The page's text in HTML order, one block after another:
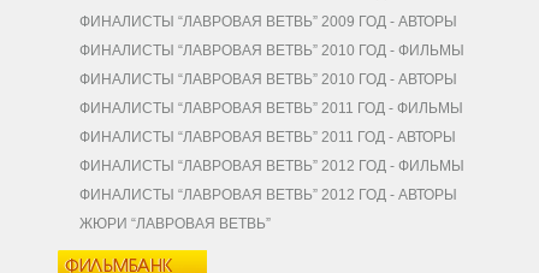
ФИНАЛИСТЫ “ЛАВРОВАЯ ВЕТВЬ” 2009 ГОД - АВТОРЫ
ФИНАЛИСТЫ “ЛАВРОВАЯ ВЕТВЬ” 2010 ГОД - ФИЛЬМЫ
ФИНАЛИСТЫ “ЛАВРОВАЯ ВЕТВЬ” 2010 ГОД - АВТОРЫ
ФИНАЛИСТЫ “ЛАВРОВАЯ ВЕТВЬ” 2011 ГОД - ФИЛЬМЫ
ФИНАЛИСТЫ “ЛАВРОВАЯ ВЕТВЬ” 2011 ГОД - АВТОРЫ
ФИНАЛИСТЫ “ЛАВРОВАЯ ВЕТВЬ” 2012 ГОД - ФИЛЬМЫ
ФИНАЛИСТЫ “ЛАВРОВАЯ ВЕТВЬ” 2012 ГОД - АВТОРЫ
ЖЮРИ “ЛАВРОВАЯ ВЕТВЬ”